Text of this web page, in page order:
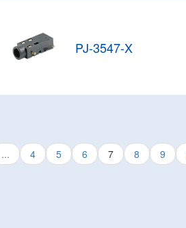
PJ-3547-X
... 4 5 6 7 8 9